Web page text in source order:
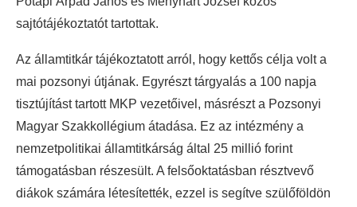
sajtótájékoztatót tartottak.
Az államtitkár tájékoztatott arról, hogy kettős célja volt a
mai pozsonyi útjának. Egyrészt tárgyalás a 100 napja
tisztújítást tartott MKP vezetőivel, másrészt a Pozsonyi
Magyar Szakkollégium átadása. Ez az intézmény a
nemzetpolitikai államtitkárság által 25 millió forint
támogatásban részesült. A felsőoktatásban résztvevő
diákok számára létesítették, ezzel is segítve szülőföldön